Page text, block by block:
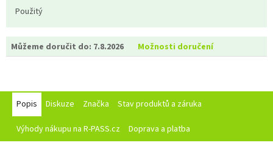
Použitý
Můžeme doručit do: 7.8.2026 Možnosti doručení
Popis Diskuze Značka Stav produktů a záruka
Výhody nákupu na R-PASS.cz Doprava a platba